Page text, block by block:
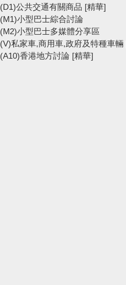
(D1)公共交通有關商品 [精華]
(M1)小型巴士綜合討論
(M2)小型巴士多媒體分享區
(V)私家車,商用車,政府及特種車輛
(A10)香港地方討論 [精華]